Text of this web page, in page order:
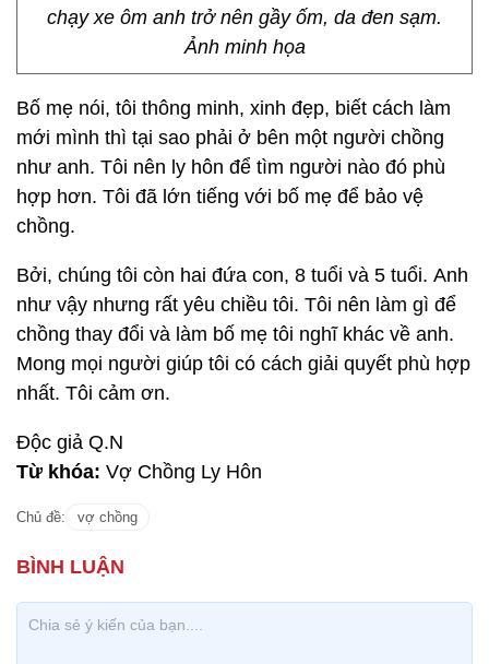
chạy xe ôm anh trở nên gầy ốm, da đen sạm.
Ảnh minh họa
Bố mẹ nói, tôi thông minh, xinh đẹp, biết cách làm
mới mình thì tại sao phải ở bên một người chồng
như anh. Tôi nên ly hôn để tìm người nào đó phù
hợp hơn. Tôi đã lớn tiếng với bố mẹ để bảo vệ
chồng.
Bởi, chúng tôi còn hai đứa con, 8 tuổi và 5 tuổi. Anh
như vậy nhưng rất yêu chiều tôi. Tôi nên làm gì để
chồng thay đổi và làm bố mẹ tôi nghĩ khác về anh.
Mong mọi người giúp tôi có cách giải quyết phù hợp
nhất. Tôi cảm ơn.
Độc giả Q.N
Từ khóa: Vợ Chồng Ly Hôn
Chủ đề: vợ chồng